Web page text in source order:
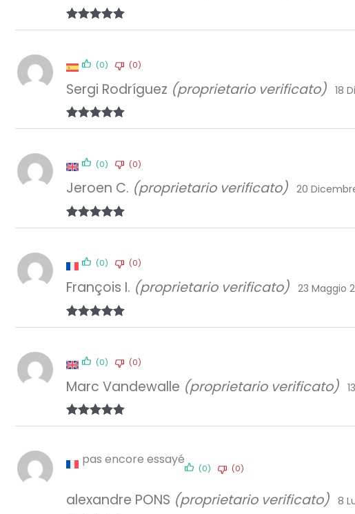
Valutato5
Valutato5
Sergi Rodríguez (proprietario verificato) 18
(0) (0)
Valutato5
Jeroen C. (proprietario verificato) 20
(0) (0)
Valutato5
François I. (proprietario verificato) 23 Maggio
(0) (0)
Valutato5
Marc Vandewalle (proprietario verificato)
(0) (0)
alexandre PONS (proprietario verificato) 8
pas encore essayé
(0) (0)